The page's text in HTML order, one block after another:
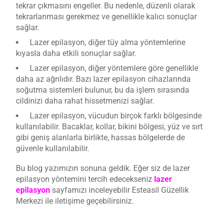
tekrar çıkmasını engeller. Bu nedenle, düzenli olarak
tekrarlanması gerekmez ve genellikle kalıcı sonuçlar
sağlar.
Lazer epilasyon, diğer tüy alma yöntemlerine
kıyasla daha etkili sonuçlar sağlar.
Lazer epilasyon, diğer yöntemlere göre genellikle
daha az ağrılıdır. Bazı lazer epilasyon cihazlarında
soğutma sistemleri bulunur, bu da işlem sırasında
cildinizi daha rahat hissetmenizi sağlar.
Lazer epilasyon, vücudun birçok farklı bölgesinde
kullanılabilir. Bacaklar, kollar, bikini bölgesi, yüz ve sırt
gibi geniş alanlarla birlikte, hassas bölgelerde de
güvenle kullanılabilir.
Bu blog yazımızın sonuna geldik. Eğer siz de lazer
epilasyon yöntemini tercih edecekseniz lazer
epilasyon sayfamızı inceleyebilir Esteasil Güzellik
Merkezi ile iletişime geçebilirsiniz.